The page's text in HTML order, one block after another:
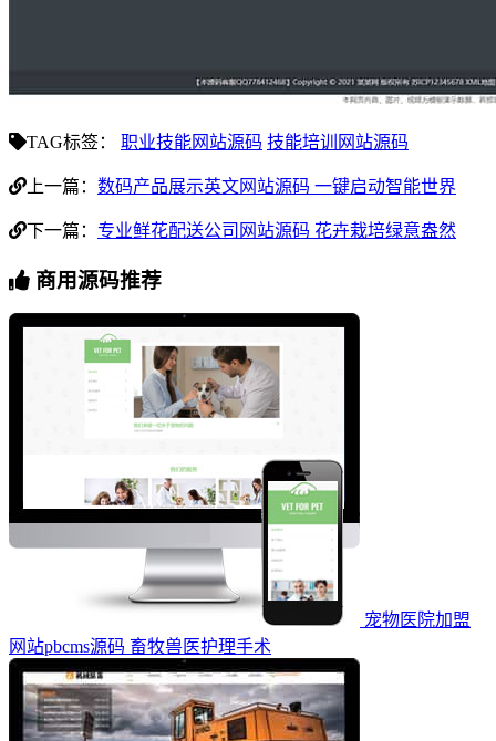
TAG标签： 职业技能网站源码 技能培训网站源码
上一篇： 数码产品展示英文网站源码 一键启动智能世界
下一篇： 专业鲜花配送公司网站源码 花卉栽培绿意盎然
商用源码推荐
宠物医院加盟
网站pbcms源码 ‌畜牧兽医护理手术